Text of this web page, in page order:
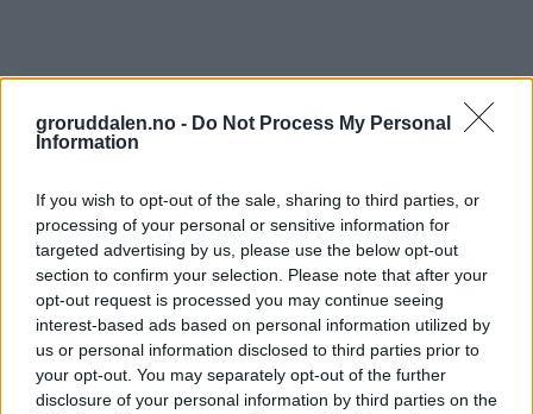
groruddalen.no - Do Not Process My Personal
Information
If you wish to opt-out of the sale, sharing to third parties, or
processing of your personal or sensitive information for
targeted advertising by us, please use the below opt-out
section to confirm your selection. Please note that after your
opt-out request is processed you may continue seeing
interest-based ads based on personal information utilized by
us or personal information disclosed to third parties prior to
your opt-out. You may separately opt-out of the further
disclosure of your personal information by third parties on the